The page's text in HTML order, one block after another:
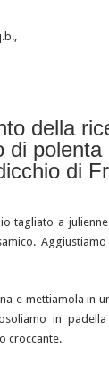
della
di
di
tagliato a
e mettiamola in
in
croccante.